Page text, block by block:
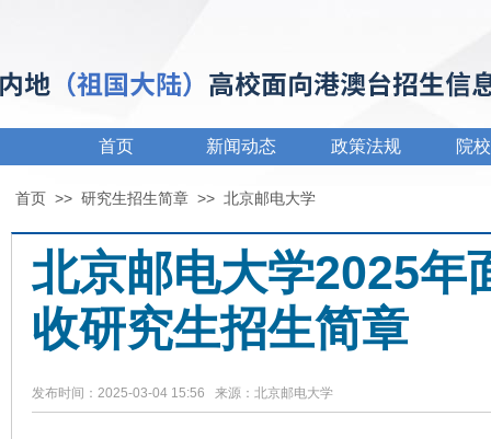
首页 新闻动态 政策法规 院
首页 >> 研究生招生简章 >> 北京邮电大学
北京邮电大学2025年
收研究生招生简章
发布时间：2025-03-04 15:56 来源：北京邮电大学